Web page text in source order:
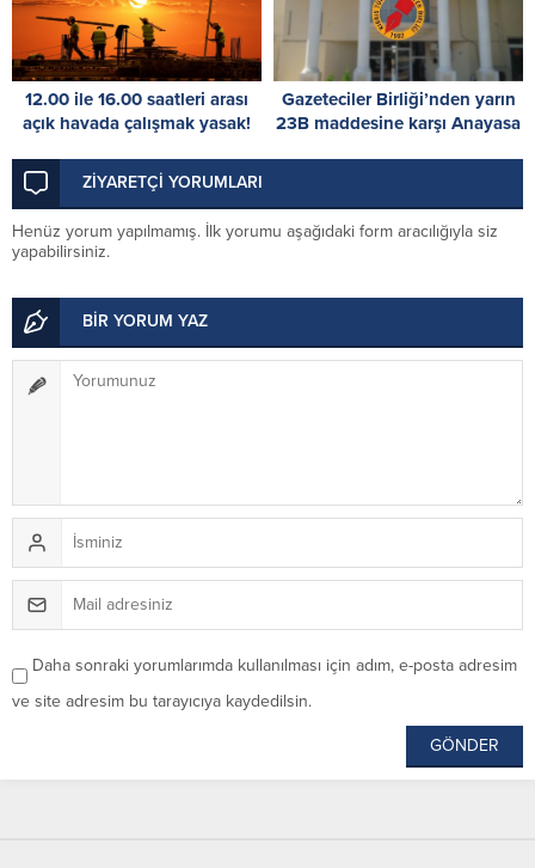
12.00 ile 16.00 saatleri arası
açık havada çalışmak yasak!
Gazeteciler Birliği’nden yarın
23B maddesine karşı Anayasa
ZİYARETÇİ YORUMLARI
Henüz yorum yapılmamış. İlk yorumu aşağıdaki form aracılığıyla siz
yapabilirsiniz.
BİR YORUM YAZ
Daha sonraki yorumlarımda kullanılması için adım, e-posta adresim
ve site adresim bu tarayıcıya kaydedilsin.